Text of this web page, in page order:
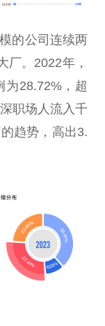
的公司连续两
厂。2022年，
为28.72%，超
职场人流入千
趋势，高出3.